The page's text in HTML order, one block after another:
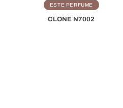
ESTE PERFUME
CLONE N7002